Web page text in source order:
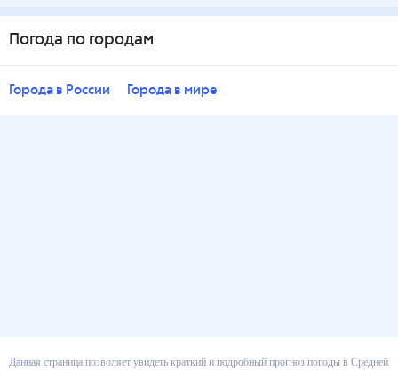
Погода по городам
Города в России Города в мире
Данная страница позволяет увидеть краткий и подробный прогноз